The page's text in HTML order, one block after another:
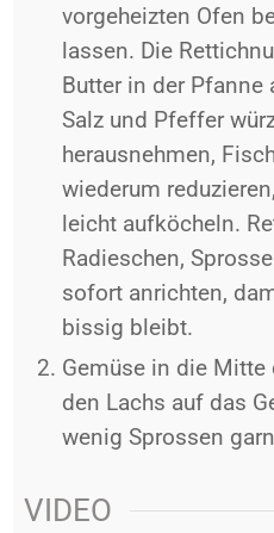
vorgeheizten Ofen
lassen. Die
Butter in der
Salz und Pfeffer
herausnehmen,
wiederum
leicht aufköcheln.
Radieschen,
sofort anrichten,
bissig bleibt.
Gemüse in die Mitte
den Lachs auf das
wenig Sprossen
VIDEO